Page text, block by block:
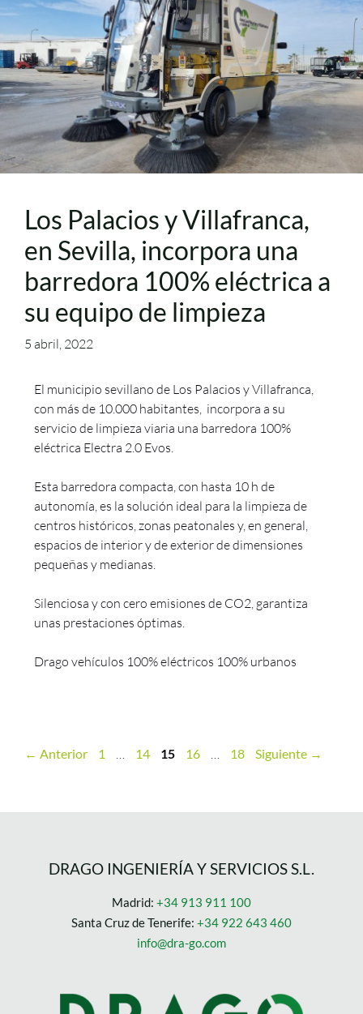
Los Palacios y Villafranca,
en Sevilla, incorpora una
barredora 100% eléctrica a
su equipo de limpieza
5 abril, 2022
El municipio sevillano de Los Palacios y Villafranca,
con más de 10.000 habitantes, incorpora a su
servicio de limpieza viaria una barredora 100%
eléctrica Electra 2.0 Evos.
Esta barredora compacta, con hasta 10 h de
autonomía, es la solución ideal para la limpieza de
centros históricos, zonas peatonales y, en general,
espacios de interior y de exterior de dimensiones
pequeñas y medianas.
Silenciosa y con cero emisiones de CO2, garantiza
unas prestaciones óptimas.
Drago vehículos 100% eléctricos 100% urbanos
← Anterior 1 … 14 15 16 … 18 Siguiente →
DRAGO INGENIERÍA Y SERVICIOS S.L.
Madrid: +34 913 911 100
Santa Cruz de Tenerife: +34 922 643 460
info@dra-go.com